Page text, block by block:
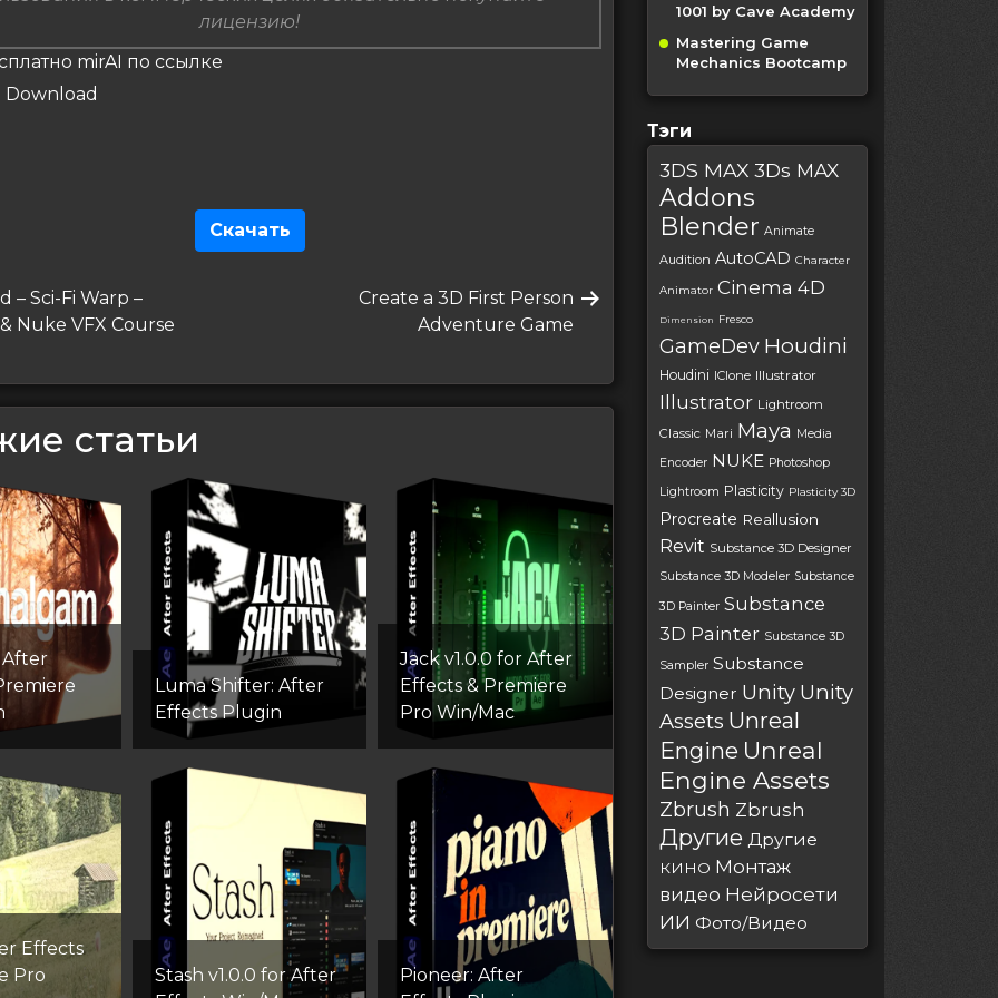
лицензию!
mirAI по ссылке
Скачать
– Sci-Fi Warp –
Nuke VFX Course
Следующая
запись
Create a 3D First Person
Adventure Game
статьи
After
Luma Shifter: After
Effects Plugin
Jack v1.0.0 for After
Effects & Premiere
Pro Win/Mac
Effects
Pro
Stash v1.0.0 for After
Pioneer: After
1001 by Cave Academy
Mastering Game
Mechanics Bootcamp
Тэги
3DS MAX 3Ds MAX
Addons
Blender Animate
Audition AutoCAD Character
Animator Cinema 4D
Dimension Fresco
GameDev Houdini
Houdini IClone Illustrator
Illustrator Lightroom
Classic Mari Maya
Media
Encoder NUKE Photoshop
Lightroom Plasticity Plasticity 3D
Procreate Reallusion
Revit Substance 3D Designer
Substance 3D Modeler Substance
3D Painter Substance
3D Painter Substance 3D
Sampler Substance
Designer Unity Unity
Assets Unreal
Engine Unreal
Engine Assets
Zbrush Zbrush
Другие Другие
КИНО Монтаж
видео Нейросети
ИИ Фото/Видео